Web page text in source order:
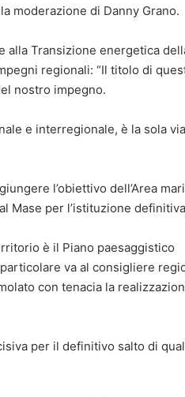
moderazione di Danny Grano.
alla Transizione energetica
regionali: “Il titolo di
nostro impegno.
e interregionale, è la sola via
l’obiettivo dell’Area
Mase per l’istituzione
è il Piano paesaggistico
va al consigliere
con tenacia la
per il definitivo salto di